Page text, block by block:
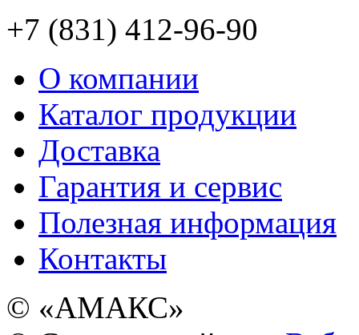
+7 (831) 412-96-90
О компании
Каталог продукции
Доставка
Гарантия и сервис
Полезная информация
Контакты
© «АМАКС»